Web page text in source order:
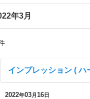
年3月
インプレッション (
2022年03月16日